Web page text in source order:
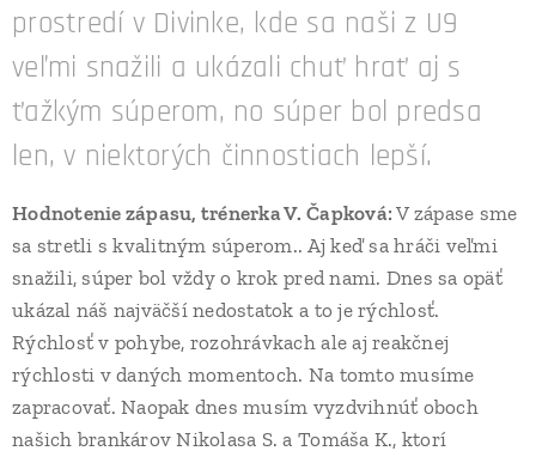
prostredí v Divinke, kde sa naši z U9
veľmi snažili a ukázali chuť hrať aj s
ťažkým súperom, no súper bol predsa
len, v niektorých činnostiach lepší.
Hodnotenie zápasu, trénerka V. Čapková:V zápase sme
sa stretli s kvalitným súperom.. Aj keď sa hráči veľmi
snažili, súper bol vždy o krok pred nami. Dnes sa opäť
ukázal náš najväčší nedostatok a to je rýchlosť.
Rýchlosť v pohybe, rozohrávkach ale aj reakčnej
rýchlosti v daných momentoch. Na tomto musíme
zapracovať. Naopak dnes musím vyzdvihnúť oboch
našich brankárov Nikolasa S. a Tomáša K., ktorí